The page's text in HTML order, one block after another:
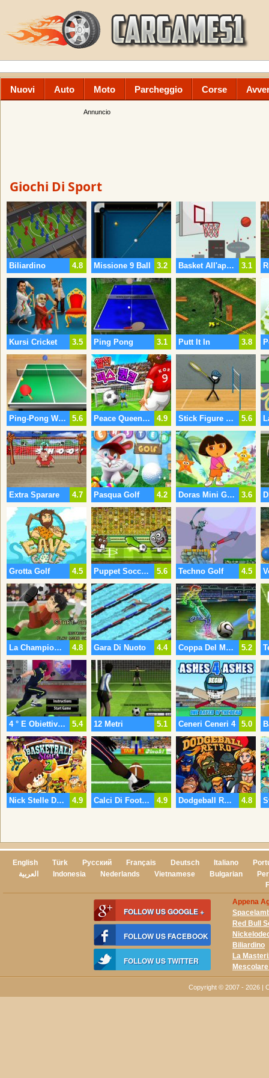
Nuovi Auto Moto Parcheggio Corse
Annuncio
Giochi Di Sport
4.8
Biliardino 3.2
Missione 9 Ball 3.1
Basket All'aperto
3.5
Kursi Cricket 3.1
Ping Pong 3.8
Putt It In
5.6
Ping-Pong World Tour 4.9
Peace Queen Cup Korea 5.6
Stick Figure Badminton 3
4.7
Extra Sparare 4.2
Pasqua Golf 3.6
Doras Mini Golf
4.5
Grotta Golf 5.6
Puppet Soccer Zoo 4.5
Techno Golf
4.8
La Champions 07 4.4
Gara Di Nuoto 5.2
Coppa Del Mondo Di Calcio 2016
5.4
4 ° E Obiettivo 2015 5.1
12 Metri 5.0
Ceneri Ceneri 4
4.9
Nick Stelle Di Basket 2 4.9
Calci Di Football Americano 4.8
Dodgeball Retrò
English Türk Русский Français Deutsch Italiano
العربية
Indonesia Nederlands Vietnamese Bulgarian
FOLLOW US GOOGLE +
FOLLOW US FACEBOOK
FOLLOW US TWITTER
Appena
Red Bull
Biliardino
La
Copyright © 2007 - 2026 |